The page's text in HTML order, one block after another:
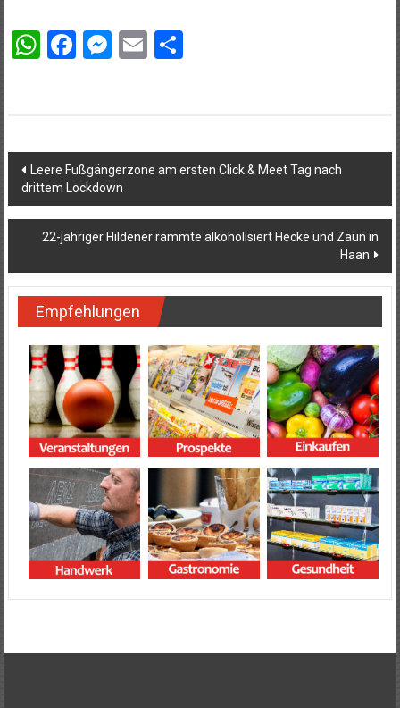
WhatsApp
Facebook
Messenger
EmailTeilen
Beitragsnavigation
Leere Fußgängerzone am ersten Click & Meet Tag nach
drittem Lockdown
22-jähriger Hildener rammte alkoholisiert Hecke und Zaun in
Haan
Empfehlungen